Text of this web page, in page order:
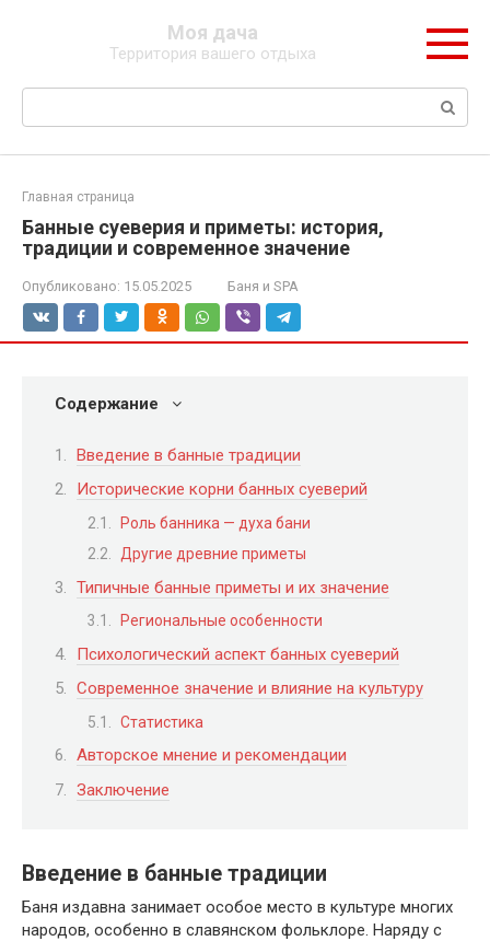
Моя дача
Территория вашего отдыха
Поиск:
Главная страница
Банные суеверия и приметы: история,
традиции и современное значение
Опубликовано: 15.05.2025 Баня и SPA
Содержание
Введение в банные традиции
Исторические корни банных суеверий
Роль банника — духа бани
Другие древние приметы
Типичные банные приметы и их значение
Региональные особенности
Психологический аспект банных суеверий
Современное значение и влияние на культуру
Статистика
Авторское мнение и рекомендации
Заключение
Введение в банные традиции
Баня издавна занимает особое место в культуре многих
народов, особенно в славянском фольклоре. Наряду с